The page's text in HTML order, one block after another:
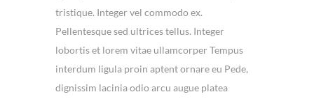
tristique. Integer vel commodo ex.
Pellentesque sed ultrices tellus. Integer
lobortis et lorem vitae ullamcorper Tempus
interdum ligula proin aptent ornare eu Pede,
dignissim lacinia odio arcu augue platea